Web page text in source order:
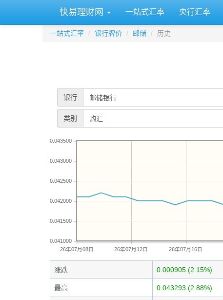
快易理财网 一站式汇率 央行汇率
一站式汇率 银行牌价 邮储 历史
银行
类别
26年07月08日 26年07月12日 26年07月16日
0.041000
0.041500
0.042000
0.042500
0.043000
0.043500
涨跌 0.000905 (2.15%)
最高 0.043293 (2.88%)